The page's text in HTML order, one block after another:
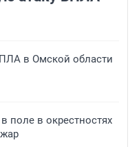
в Омской области
поле в окрестностях